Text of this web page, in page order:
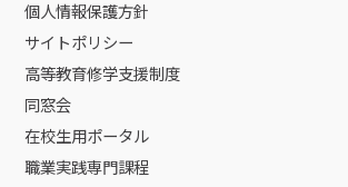
個人情報保護方針
サイトポリシー
高等教育修学支援制度
同窓会
在校生用ポータル
職業実践専門課程